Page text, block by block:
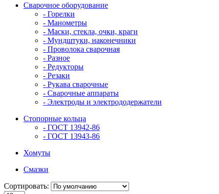
Сварочное оборудование
- Горелки
- Манометры
- Маски, стекла, очки, краги
- Мундштуки, наконечники
- Проволока сварочная
- Разное
- Редукторы
- Резаки
- Рукава сварочные
- Сварочные аппараты
- Электроды и электрододержатели
Стопорные кольца
- ГОСТ 13942-86
- ГОСТ 13943-86
Хомуты
Смазки
Сортировать: